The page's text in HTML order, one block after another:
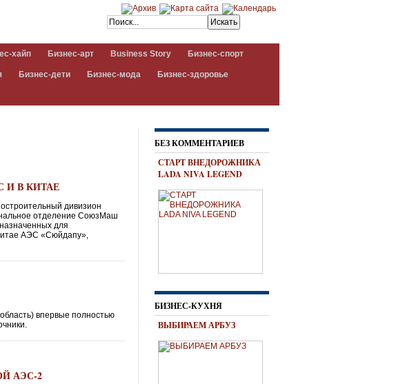
хайп Бизнес-арт Business Story Бизнес-спорт
Бизнес-дети Бизнес-мода Бизнес-здоровье
И В КИТАЕ
дивизион
отделение СоюзМаш
для
АЭС «Сюйдапу»,
впервые полностью
АЭС-2
БЕЗ КОММЕНТАРИЕВ
СТАРТ ВНЕДОРОЖНИКА
LADA NIVA LEGEND
БИЗНЕС-КУХНЯ
ВЫБИРАЕМ АРБУЗ